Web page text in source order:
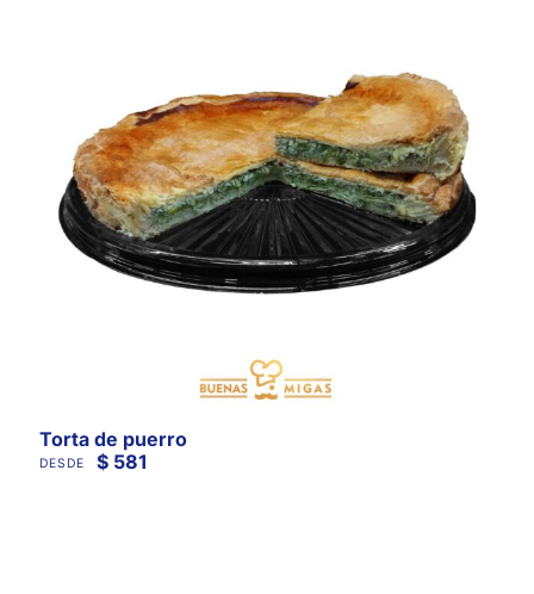
Torta de puerro
DESDE $581